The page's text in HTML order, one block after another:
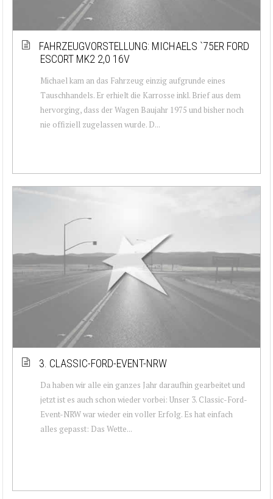
FAHRZEUGVORSTELLUNG: MICHAELS `75ER FORD
ESCORT MK2 2,0 16V
Michael kam an das Fahrzeug einzig aufgrunde eines
Tauschhandels. Er erhielt die Karrosse inkl. Brief aus dem
hervorging, dass der Wagen Baujahr 1975 und bisher noch
nie offiziell zugelassen wurde. D...
3. CLASSIC-FORD-EVENT-NRW
Da haben wir alle ein ganzes Jahr daraufhin gearbeitet und
jetzt ist es auch schon wieder vorbei: Unser 3. Classic-Ford-
Event-NRW war wieder ein voller Erfolg. Es hat einfach
alles gepasst: Das Wette...